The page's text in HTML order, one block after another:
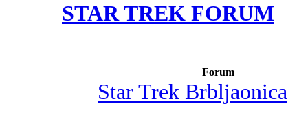
STAR TREK FORUM
Forum
Star Trek Brbljaonica